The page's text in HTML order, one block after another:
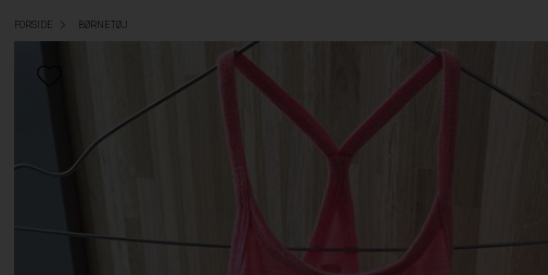
FORSIDE BØRNETØJ